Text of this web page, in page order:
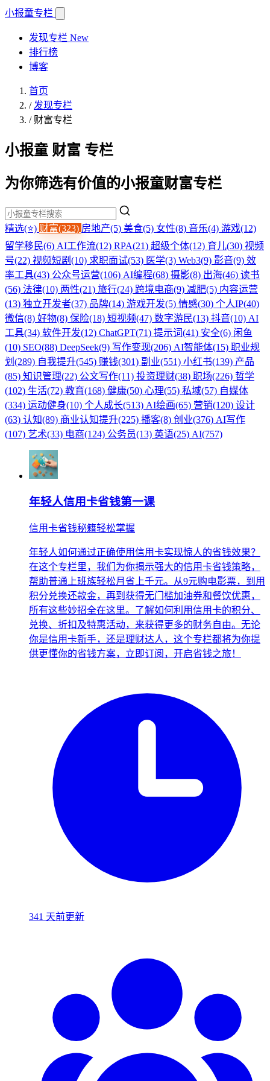
小报童专栏
发现专栏 New
排行榜
博客
首页
/ 发现专栏
/ 财富专栏
小报童 财富 专栏
为你筛选有价值的小报童财富专栏
精选(⭐) 财富(323) 房地产(5) 美食(5) 女性(8) 音乐(4) 游戏(12)
留学移民(6) AI工作流(12) RPA(21) 超级个体(12) 育儿(30) 视频
号(22) 视频短剧(10) 求职面试(53) 医学(3) Web3(9) 影音(9) 效
率工具(43) 公众号运营(106) AI编程(68) 摄影(8) 出海(46) 读书
(56) 法律(10) 两性(21) 旅行(24) 跨境电商(9) 减肥(5) 内容运营
(13) 独立开发者(37) 品牌(14) 游戏开发(5) 情感(30) 个人IP(40)
微信(8) 好物(8) 保险(18) 短视频(47) 数字游民(13) 抖音(10) AI
工具(34) 软件开发(12) ChatGPT(71) 提示词(41) 安全(6) 闲鱼
(10) SEO(88) DeepSeek(9) 写作变现(206) AI智能体(15) 职业规
划(289) 自我提升(545) 赚钱(301) 副业(551) 小红书(139) 产品
(85) 知识管理(22) 公文写作(11) 投资理财(38) 职场(226) 哲学
(102) 生活(72) 教育(168) 健康(50) 心理(55) 私域(57) 自媒体
(334) 运动健身(10) 个人成长(513) AI绘画(65) 营销(120) 设计
(63) 认知(89) 商业认知提升(225) 播客(8) 创业(376) AI写作
(107) 艺术(33) 电商(124) 公务员(13) 英语(25) AI(757)
年轻人信用卡省钱第一课
信用卡省钱秘籍轻松掌握
年轻人如何通过正确使用信用卡实现惊人的省钱效果？
在这个专栏里，我们为你揭示强大的信用卡省钱策略，
帮助普通上班族轻松月省上千元。从9元购电影票，到用
积分兑换还款金，再到获得无门槛加油券和餐饮优惠，
所有这些妙招全在这里。了解如何利用信用卡的积分、
兑换、折扣及特惠活动，来获得更多的财务自由。无论
你是信用卡新手，还是理财达人，这个专栏都将为你提
供更懂你的省钱方案，立即订阅，开启省钱之旅！
341 天前更新